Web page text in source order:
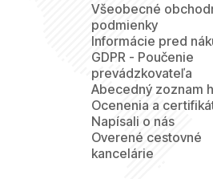
Všeobecné
podmienky
Informácie pred
GDPR - Poučenie
prevádzkovateľa
Abecedný zoznam
Ocenenia a
Napísali o nás
Overené cestovné
kancelárie